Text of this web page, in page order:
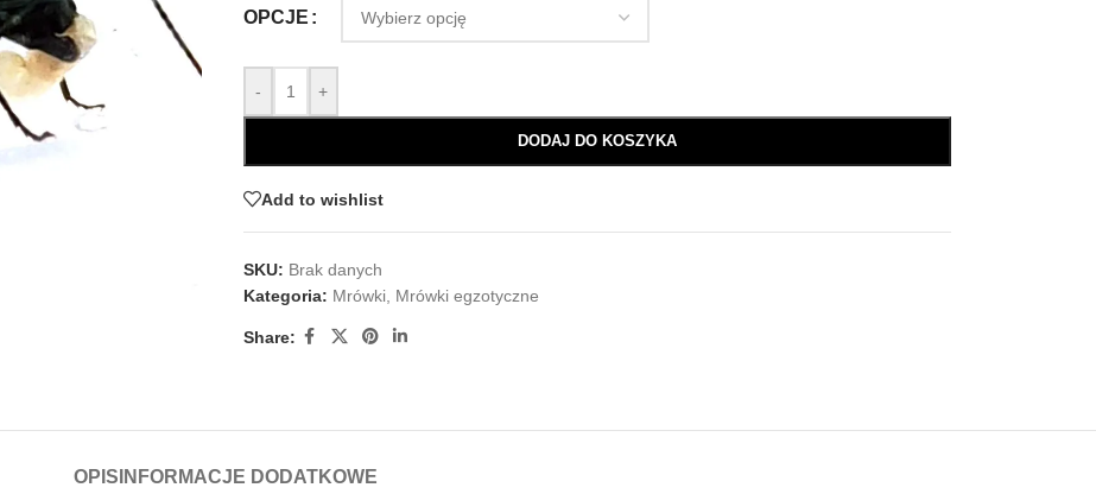
OPCJE
- +
DODAJ DO KOSZYKA
Add to wishlist
SKU: Brak danych
Kategoria: Mrówki, Mrówki egzotyczne
Share:
OPIS INFORMACJE DODATKOWE